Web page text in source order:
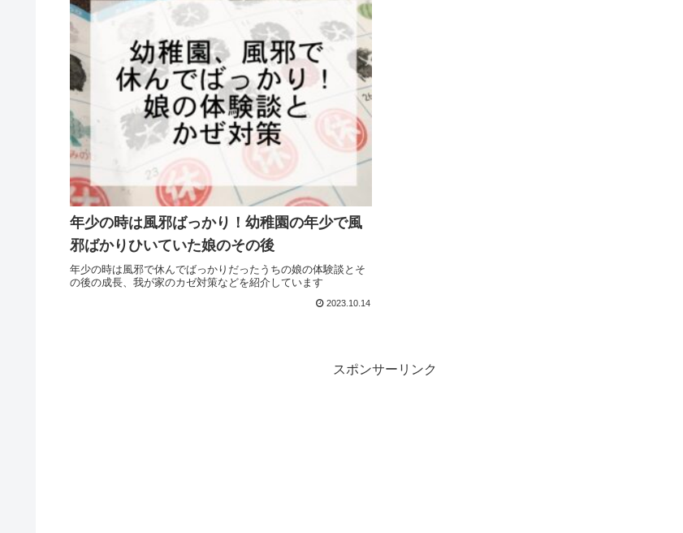
年少の時は風邪ばっかり！幼稚園の年少で風
邪ばかりひいていた娘のその後
年少の時は風邪で休んでばっかりだったうちの娘の体験談とそ
の後の成長、我が家のカゼ対策などを紹介しています
2023.10.14
スポンサーリンク